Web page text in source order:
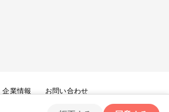
企業情報 お問い合わせ